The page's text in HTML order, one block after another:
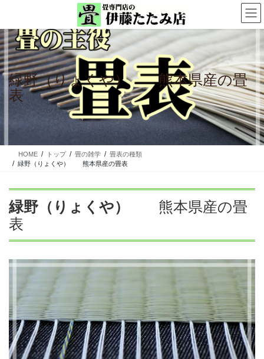
テ
ン
ツ
に
移
ゲ
ー
シ
ョ
ン 緑野（りょくや） 熊本県産の畳
表
HOME トップ 畳の雑学
畳表の種類
緑野（りょくや） 熊本県産の畳表
緑野（りょくや）
熊本県産の畳
表